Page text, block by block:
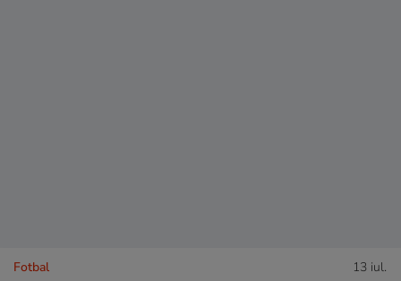
Fotbal 13 iul.